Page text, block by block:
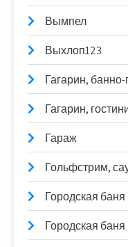
Вымпел
Выхлоп123
Гагарин,
Гагарин,
Гараж
Гольфстрим,
Городская баня
Городская баня